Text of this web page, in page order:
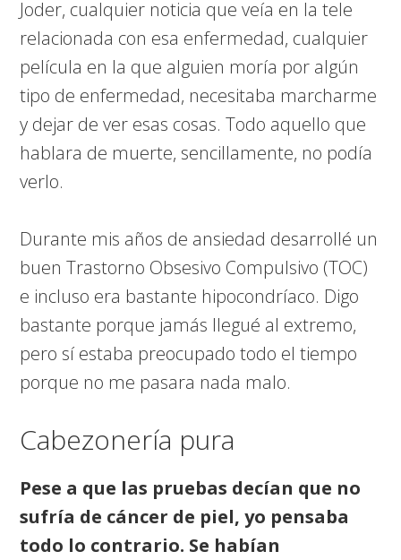
Joder, cualquier noticia que veía en la tele
relacionada con esa enfermedad, cualquier
película en la que alguien moría por algún
tipo de enfermedad, necesitaba marcharme
y dejar de ver esas cosas. Todo aquello que
hablara de muerte, sencillamente, no podía
verlo.
Durante mis años de ansiedad desarrollé un
buen Trastorno Obsesivo Compulsivo (TOC)
e incluso era bastante hipocondríaco. Digo
bastante porque jamás llegué al extremo,
pero sí estaba preocupado todo el tiempo
porque no me pasara nada malo.
Cabezonería pura
Pese a que las pruebas decían que no
sufría de cáncer de piel, yo pensaba
todo lo contrario. Se habían